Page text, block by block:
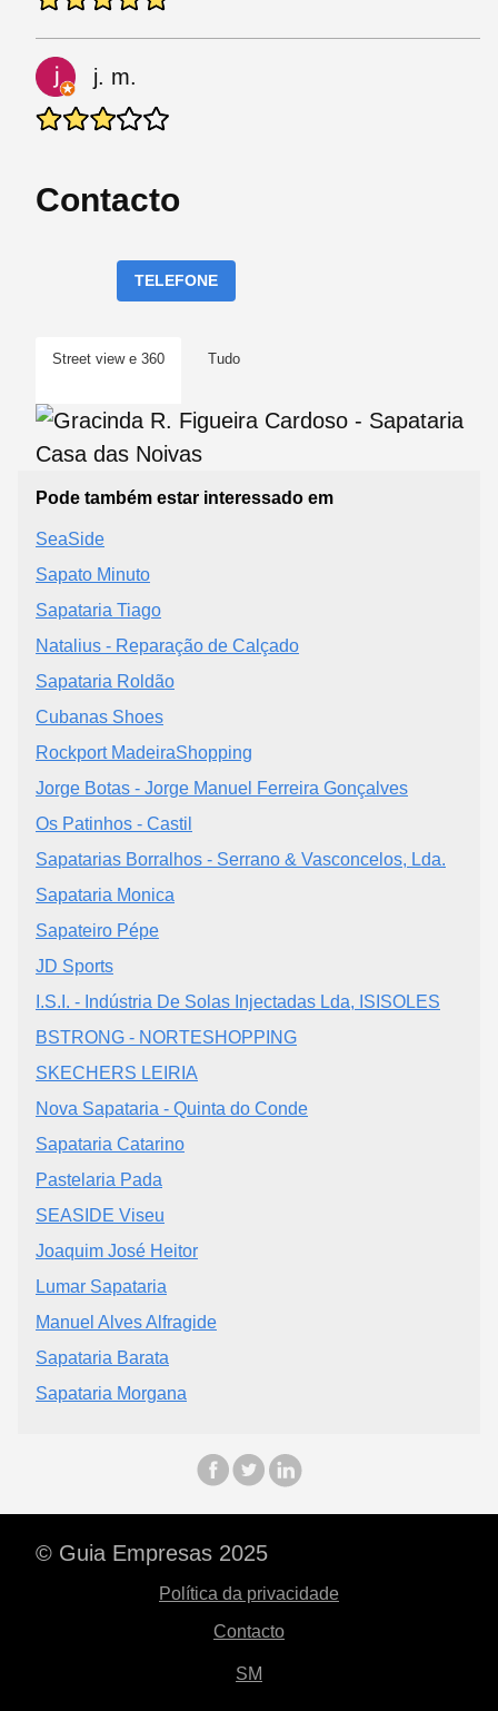
j. m.
Contacto
TELEFONE
Street view e 360 Tudo
Pode também estar interessado em
SeaSide
Sapato Minuto
Sapataria Tiago
Natalius - Reparação de Calçado
Sapataria Roldão
Cubanas Shoes
Rockport MadeiraShopping
Jorge Botas - Jorge Manuel Ferreira Gonçalves
Os Patinhos - Castil
Sapatarias Borralhos - Serrano & Vasconcelos, Lda.
Sapataria Monica
Sapateiro Pépe
JD Sports
I.S.I. - Indústria De Solas Injectadas Lda, ISISOLES
BSTRONG - NORTESHOPPING
SKECHERS LEIRIA
Nova Sapataria - Quinta do Conde
Sapataria Catarino
Pastelaria Pada
SEASIDE Viseu
Joaquim José Heitor
Lumar Sapataria
Manuel Alves Alfragide
Sapataria Barata
Sapataria Morgana
© Guia Empresas 2025
Política da privacidade
Contacto
SM